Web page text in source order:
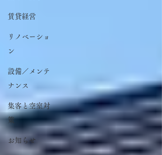
賃貸経営
リノベーショ
ン
設備／メンテ
ナンス
集客と空室対
策
お知らせ